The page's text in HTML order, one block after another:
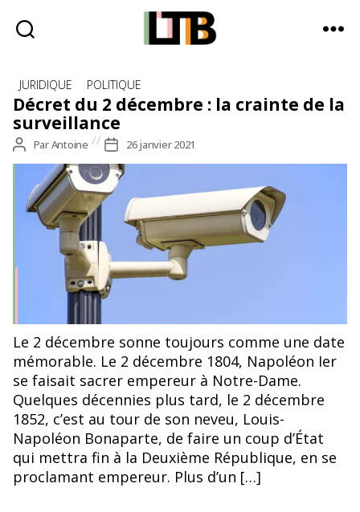
Bag
-
d'information
quotidienne
Catégories
JURIDIQUE POLITIQUE
Décret du 2 décembre : la crainte de la
surveillance
Auteur
de
l’article
ParAntoine
Date
de
l’article
26 janvier 2021
Le 2 décembre sonne toujours comme une date
mémorable. Le 2 décembre 1804, Napoléon Ier
se faisait sacrer empereur à Notre-Dame.
Quelques décennies plus tard, le 2 décembre
1852, c’est au tour de son neveu, Louis-
Napoléon Bonaparte, de faire un coup d’État
qui mettra fin à la Deuxième République, en se
proclamant empereur. Plus d’un […]